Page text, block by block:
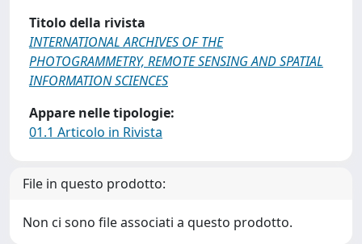
Titolo della rivista
INTERNATIONAL ARCHIVES OF THE
PHOTOGRAMMETRY, REMOTE SENSING AND SPATIAL
INFORMATION SCIENCES
Appare nelle tipologie:
01.1 Articolo in Rivista
File in questo prodotto:
Non ci sono file associati a questo prodotto.